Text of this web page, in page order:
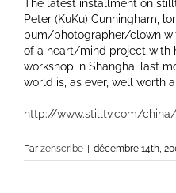
The latest installment on
Peter (KuKu) Cunningham,
bum/photographer/clown
of a heart/mind project with
workshop in Shanghai last
world is, as ever, well worth
http://www.stilltv.com/
Par zenscribe décembre 14th,